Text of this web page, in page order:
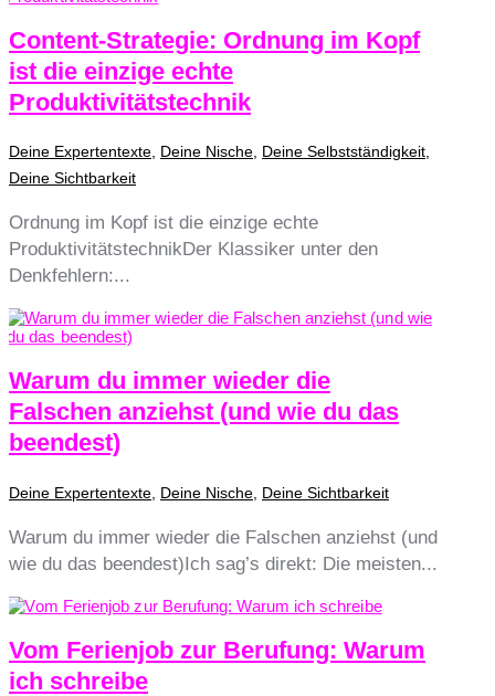
Content-Strategie: Ordnung im Kopf
ist die einzige echte
Produktivitätstechnik
Deine Expertentexte, Deine Nische, Deine Selbstständigkeit,
Deine Sichtbarkeit
Ordnung im Kopf ist die einzige echte
ProduktivitätstechnikDer Klassiker unter den
Denkfehlern:...
Warum du immer wieder die
Falschen anziehst (und wie du das
beendest)
Deine Expertentexte Deine Nische Deine Sichtbarkeit
Warum du immer wieder die Falschen anziehst (und
wie du das beendest)Ich sag’s direkt: Die meisten...
Vom Ferienjob zur Berufung: Warum
ich schreibe